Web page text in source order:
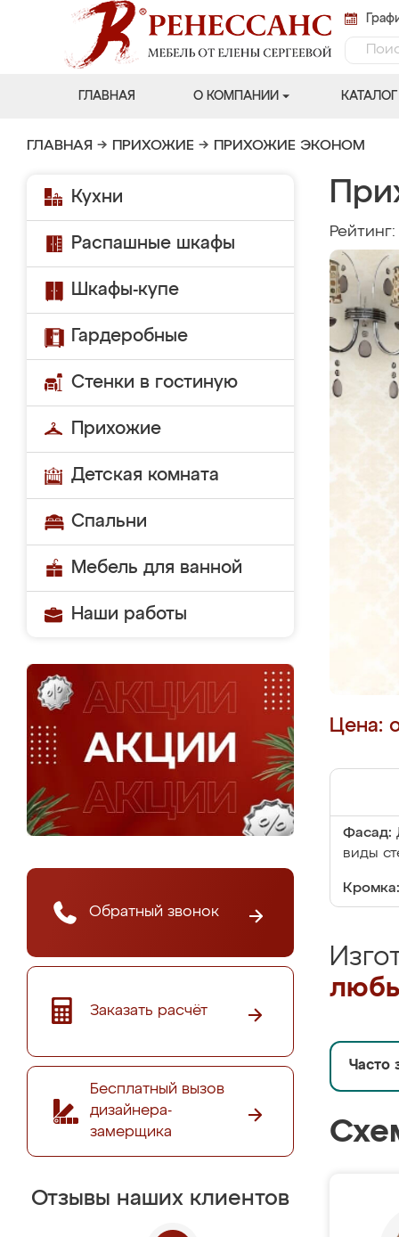
ГЛАВНАЯ О КОМПАНИИ КАТАЛОГ
ГЛАВНАЯ → ПРИХОЖИЕ → ПРИХОЖИЕ ЭКОНОМ
Кухни
Распашные шкафы
Шкафы-купе
Гардеробные
Стенки в гостиную
Прихожие
Детская комната
Спальни
Мебель для ванной
Наши работы
Обратный звонок
Заказать расчёт
Бесплатный вызов
дизайнера-
замерщика
Отзывы наших клиентов
Рейтинг:
Цена:
Фасад:
виды
Кромка:
Часто